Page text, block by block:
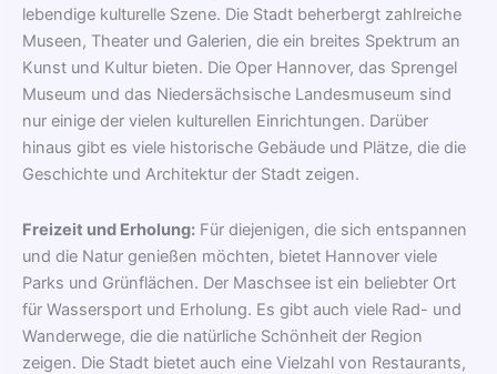
lebendige kulturelle Szene. Die Stadt beherbergt zahlreiche
Museen, Theater und Galerien, die ein breites Spektrum an
Kunst und Kultur bieten. Die Oper Hannover, das Sprengel
Museum und das Niedersächsische Landesmuseum sind
nur einige der vielen kulturellen Einrichtungen. Darüber
hinaus gibt es viele historische Gebäude und Plätze, die die
Geschichte und Architektur der Stadt zeigen.
Freizeit und Erholung: Für diejenigen, die sich entspannen
und die Natur genießen möchten, bietet Hannover viele
Parks und Grünflächen. Der Maschsee ist ein beliebter Ort
für Wassersport und Erholung. Es gibt auch viele Rad- und
Wanderwege, die die natürliche Schönheit der Region
zeigen. Die Stadt bietet auch eine Vielzahl von Restaurants,